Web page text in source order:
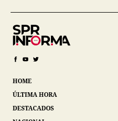
HOME
ÚLTIMA HORA
DESTACADOS